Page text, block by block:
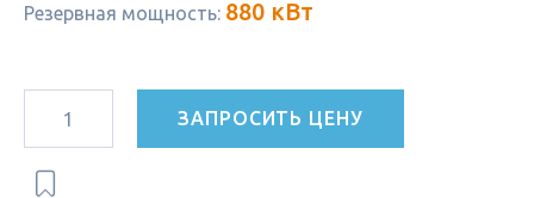
Резервная мощность: 880 кВт
ЗАПРОСИТЬ ЦЕНУ